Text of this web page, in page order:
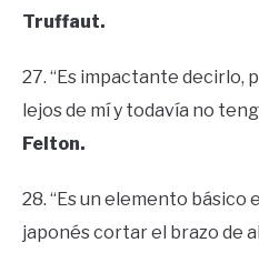
Truffaut.
27. “Es impactante decirlo,
lejos de mí y todavía no
Felton.
28. “Es un elemento básico
japonés cortar el brazo de